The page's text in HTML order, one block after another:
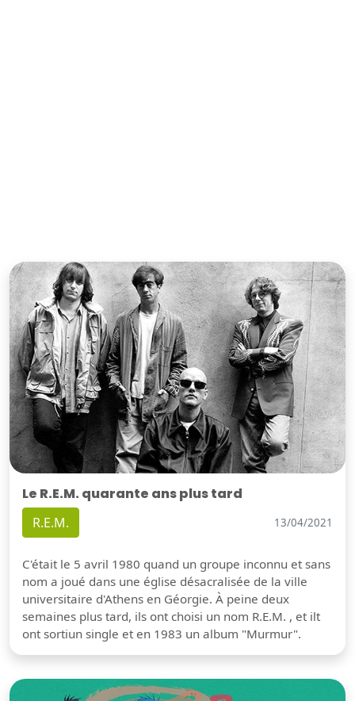
Le R.E.M. quarante ans plus tard
R.E.M. 13/04/2021
C'était le 5 avril 1980 quand un groupe inconnu et sans
nom a joué dans une église désacralisée de la ville
universitaire d'Athens en Géorgie. À peine deux
semaines plus tard, ils ont choisi un nom R.E.M. , et ilt
ont sortiun single et en 1983 un album "Murmur".